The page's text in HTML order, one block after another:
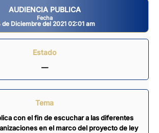
AUDIENCIA PUBLICA
Fecha
de Diciembre del 2021 02:01 am
Estado
—
Tema
con el fin de escuchar a las diferentes
en el marco del proyecto de ley